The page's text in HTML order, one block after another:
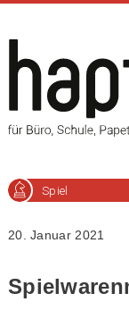
Spiel
20. Januar 2021